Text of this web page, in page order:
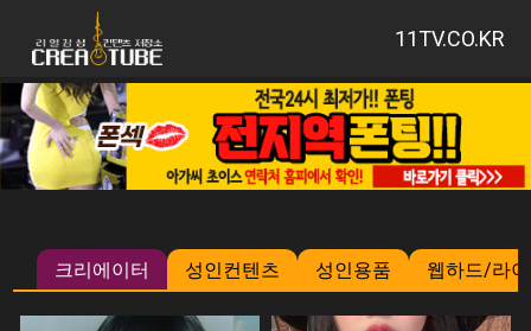
11TV.CO.KR
크리에이터 성인컨텐츠 성인용품 웹하드/라